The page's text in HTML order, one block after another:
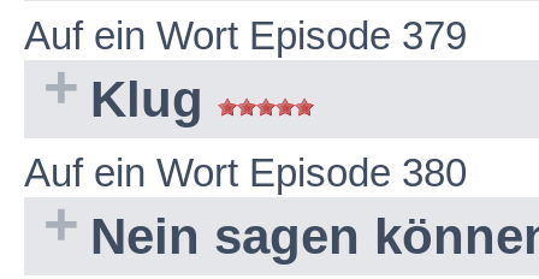
Auf ein Wort Episode 379
Klug
Auf ein Wort Episode 380
Nein sagen